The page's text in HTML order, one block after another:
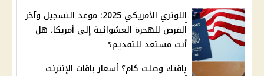
اللوتري الأمريكي 2025: موعد التسجيل وآخر
الفرص للهجرة العشوائية إلى أمريكا، هل
أنت مستعد للتقديم؟
باقتك وصلت كام؟ أسعار باقات الإنترنت